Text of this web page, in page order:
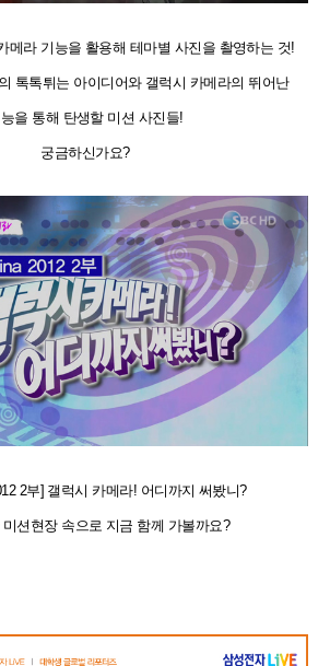
메라 기능을 활용해 테마별 사진을 촬영하는 것!
톡톡튀는 아이디어와 갤럭시 카메라의 뛰어난
을 통해 탄생할 미션 사진들!
궁금하신가요?
2부] 갤럭시 카메라! 어디까지 써봤니?
미션현장 속으로 지금 함께 가볼까요?